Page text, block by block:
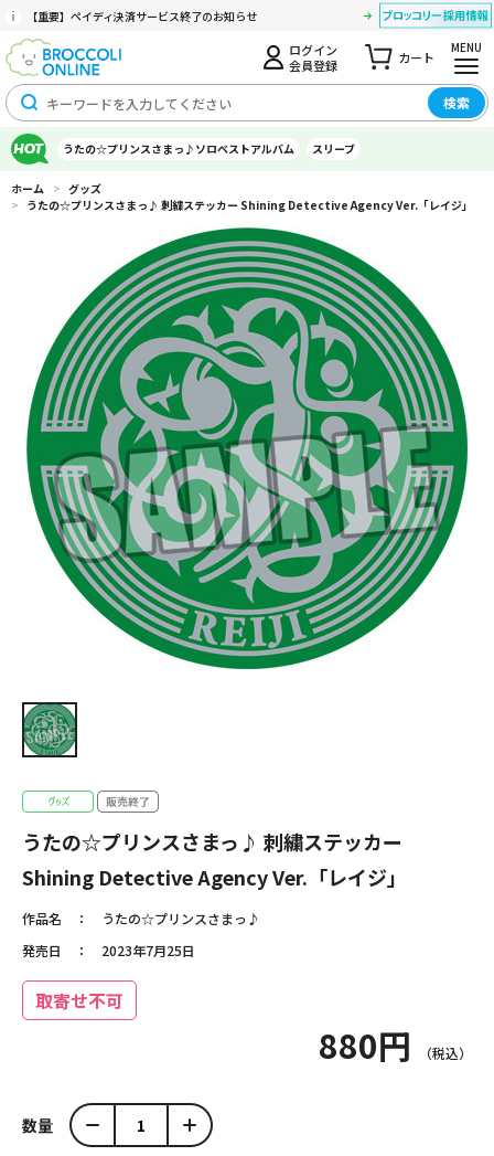
【重要】ペイディ決済サービス終了のお知らせ
ログイン
会員登録
カート
MENU
検索
うたの☆プリンスさまっ♪ソロベストアルバム スリーブ
ホーム > グッズ
> うたの☆プリンスさまっ♪ 刺繍ステッカー Shining Detective Agency Ver.「レイジ」
うたの☆プリンスさまっ♪ 刺繍ステッカー
Shining Detective Agency Ver.「レイジ」
作品名
うたの☆プリンスさまっ♪
発売日
2023年7月25日
取寄せ不可
880円
数量